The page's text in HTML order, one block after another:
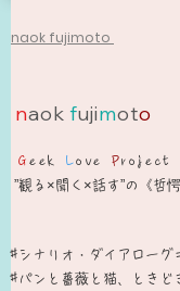
naok fujimoto
naokfujimoto
Geek Love Project
”観る×聞く×話す”の《哲
#シナリオ・ダイアローグ
​#パンと薔薇と猫、ときど